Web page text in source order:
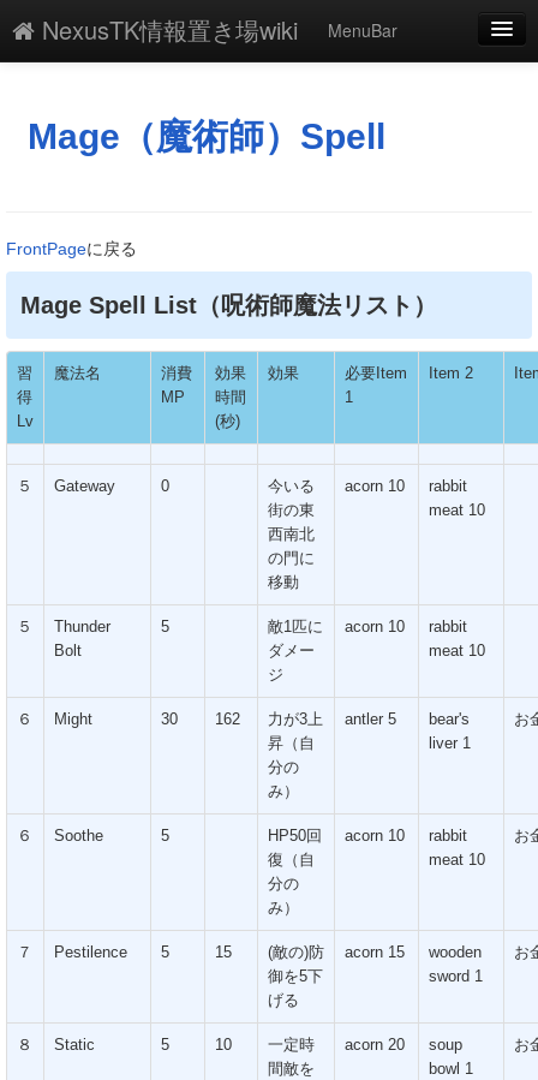
NexusTK情報置き場wiki
MenuBar
添付
最終更新
一覧
単語検索
Mage（魔術師）Spell
FrontPageに戻る
Mage Spell List（呪術師魔法リスト）
習
得
Lv
魔法名
消費
MP
効果
時間
(秒)
効果
必要Item
1
Item 2
５ Gateway 0
今いる
街の東
西南北
の門に
移動
acorn 10
rabbit
meat 10
５
Thunder
Bolt
5
敵1匹に
ダメー
ジ
acorn 10
rabbit
meat 10
６ Might 30 162
力が3上
昇（自
分の
み）
antler 5
bear's
liver 1
お
６ Soothe 5
HP50回
復（自
分の
み）
acorn 10
rabbit
meat 10
お
７ Pestilence 5 15
(敵の)防
御を5下
げる
acorn 15
wooden
sword 1
お
８ Static 5 10
一定時
間敵を
acorn 20
soup
bowl 1
お